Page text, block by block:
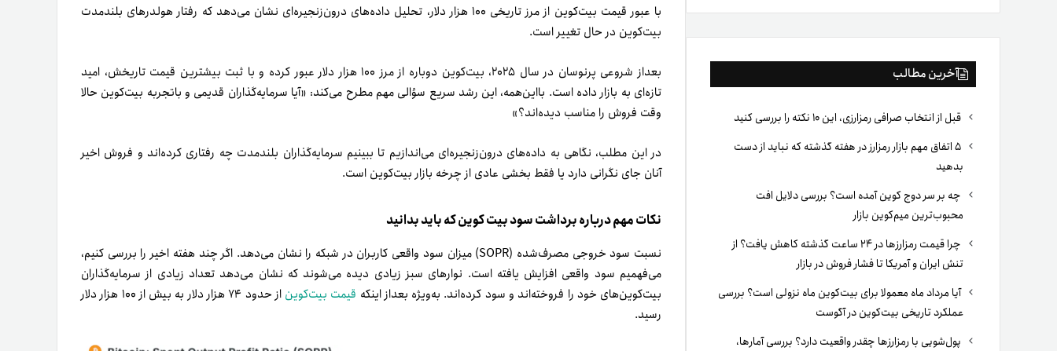
بوک
آخرین مطالب
قبل از انتخاب صرافی رمزارزی، این ۱۰ نکته را بررسی کنید
۵ اتفاق مهم بازار رمزارز در هفته گذشته که نباید از دست
بدهید
چه بر سر دوج کوین آمده است؟ بررسی دلایل افت
محبوب‌ترین میم‌کوین بازار
چرا قیمت رمزارزها در ۲۴ ساعت گذشته کاهش یافت؟ از
تنش ایران و آمریکا تا فشار فروش در بازار
آیا مرداد ماه معمولا برای بیت‌کوین ماه نزولی است؟ بررسی
عملکرد تاریخی بیت‌کوین در آگوست
پول‌شویی با رمزارزها چقدر واقعیت دارد؟ بررسی آمارها،
با عبور قیمت بیت‌کوین از مرز تاریخی ۱۰۰ هزار دلار، تحلیل داده‌های درون‌زنجیره‌ای نشان می‌دهد که رفتار هولدرهای بلندمدت
بیت‌کوین در حال تغییر است.
بعد‌از شروعی پرنوسان در سال ۲۰۲۵، بیت‌کوین دوباره از مرز ۱۰۰ هزار دلار عبور کرده و با ثبت بیشترین قیمت تاریخش، امید
تازه‌ای به بازار داده است. بااین‌همه، این رشد سریع سؤالی مهم مطرح می‌کند: «آیا سرمایه‌گذاران قدیمی و با‌تجربه بیت‌کوین حالا
وقت فروش را مناسب دیده‌اند؟»
در این مطلب، نگاهی به داده‌های درون‌زنجیره‌ای می‌اندازیم تا ببینیم سرمایه‌گذاران بلندمدت چه رفتاری کرده‌اند و فروش اخیر
آنان جای نگرانی دارد یا فقط بخشی عادی از چرخه بازار بیت‌کوین است.
نکات مهم درباره برداشت سود بیت کوین که باید بدانید
نسبت سود خروجی مصرف‌شده (SOPR) میزان سود واقعی کاربران در شبکه را نشان می‌دهد. اگر چند هفته اخیر را بررسی کنیم،
می‌فهمیم سود واقعی افزایش یافته است. نوارهای سبز زیادی دیده می‌شوند که نشان می‌دهد تعداد زیادی از سرمایه‌گذاران
بیت‌کوین‌های خود را فروخته‌اند و سود کرده‌اند. به‌ویژه بعداز اینکه قیمت بیت‌کوین
از حدود ۷۴ هزار دلار به بیش از ۱۰۰ هزار دلار
رسید.